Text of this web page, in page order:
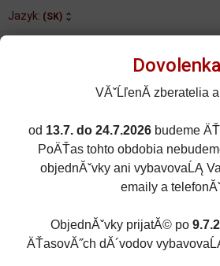
Jazyk: (SK)
Rozšírené
Porovnané (0)
Dovolenka
VĂˇĹľenĂ­ zberatelia
od 13.7. do 24.7.2026budeme
PoÄŤas tohto obdobia
objednĂˇvky ani vybavovaĹĄ
emaily a
ObjednĂˇvky prijatĂ© po
ÄŤasovĂ˝ch dĂ´vodov